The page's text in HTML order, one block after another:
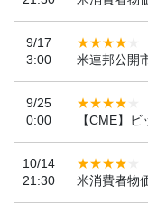
9/17
3:00
米連邦公開
9/25
0:00
【CME】
10/14
21:30
米消費者物